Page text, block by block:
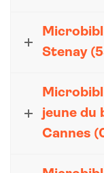
Stenay
jeune du
Cannes